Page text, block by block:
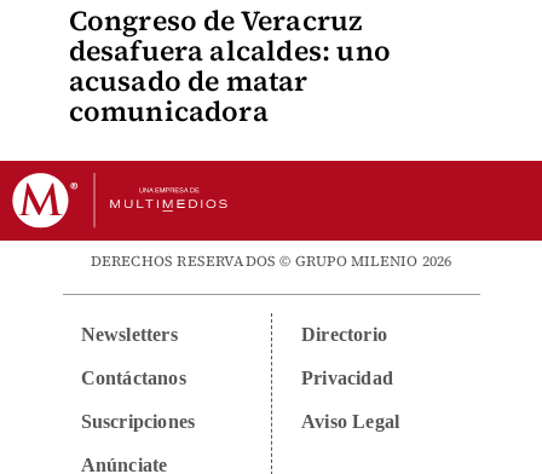
Congreso de Veracruz
desafuera alcaldes: uno
acusado de matar
comunicadora
DERECHOS RESERVADOS © GRUPO MILENIO 2026
Newsletters
Contáctanos
Suscripciones
Anúnciate
Directorio
Privacidad
Aviso Legal